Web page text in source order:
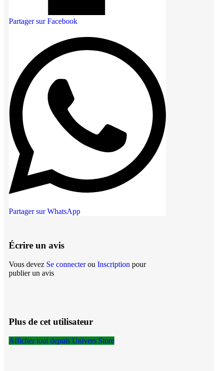
Partager sur Facebook
Partager sur WhatsApp
Écrire un avis
Vous devez Se connecterou Inscription pour
publier un avis
Plus de cet utilisateur
Afficher tout depuis Univers Store